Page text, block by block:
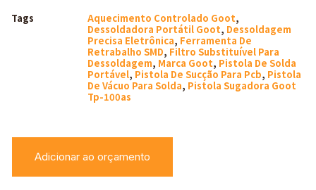
Tags Aquecimento Controlado Goot,
Dessoldadora Portátil Goot, Dessoldagem
Precisa Eletrônica, Ferramenta De
Retrabalho SMD, Filtro Substituível Para
Dessoldagem, Marca Goot, Pistola De Solda
Portável, Pistola De Sucção Para Pcb, Pistola
De Vácuo Para Solda, Pistola Sugadora Goot
Tp-100as
Adicionar ao orçamento